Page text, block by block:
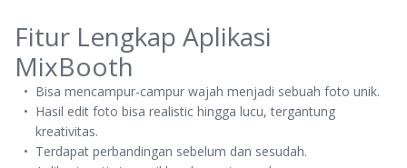
Fitur Lengkap Aplikasi
MixBooth
Bisa mencampur-campur wajah menjadi sebuah foto unik.
Hasil edit foto bisa realistic hingga lucu, tergantung
kreativitas.
Terdapat perbandingan sebelum dan sesudah.